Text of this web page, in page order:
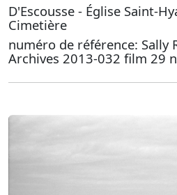
D'Escousse - Église Saint-
Cimetière
numéro de référence: Sally
Archives 2013-032 film 29